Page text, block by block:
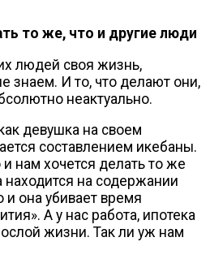
то же, что и другие люди
людей своя жизнь,
знаем. И то, что делают они,
неактуально.
девушка на своем
составлением икебаны.
нам хочется делать то же
на содержании
и она убивает время
А у нас работа, ипотека
жизни. Так ли уж нам